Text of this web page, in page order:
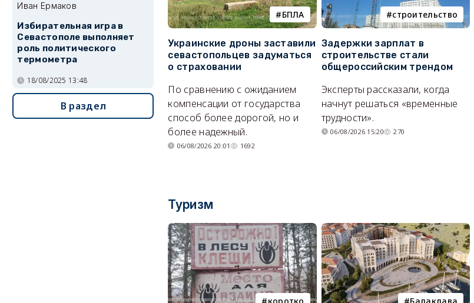
БПЛА
Украинские дроны заставили
севастопольцев задуматься
о страховании
По сравнению с ожиданием
компенсации от государства
способ более дорогой, но и
более надежный.
06/08/2026 20:01 1692
строительство
Задержки зарплат в
строительстве стали
общероссийским трендом
Эксперты рассказали, когда
начнут решаться «временные
трудности».
06/08/2026 15:20 270
Туризм
коротко Балаклава
Иван Ермаков
Избирательная игра в
Севастополе выполняет
роль политического
термометра
18/08/2025 13:48
В раздел